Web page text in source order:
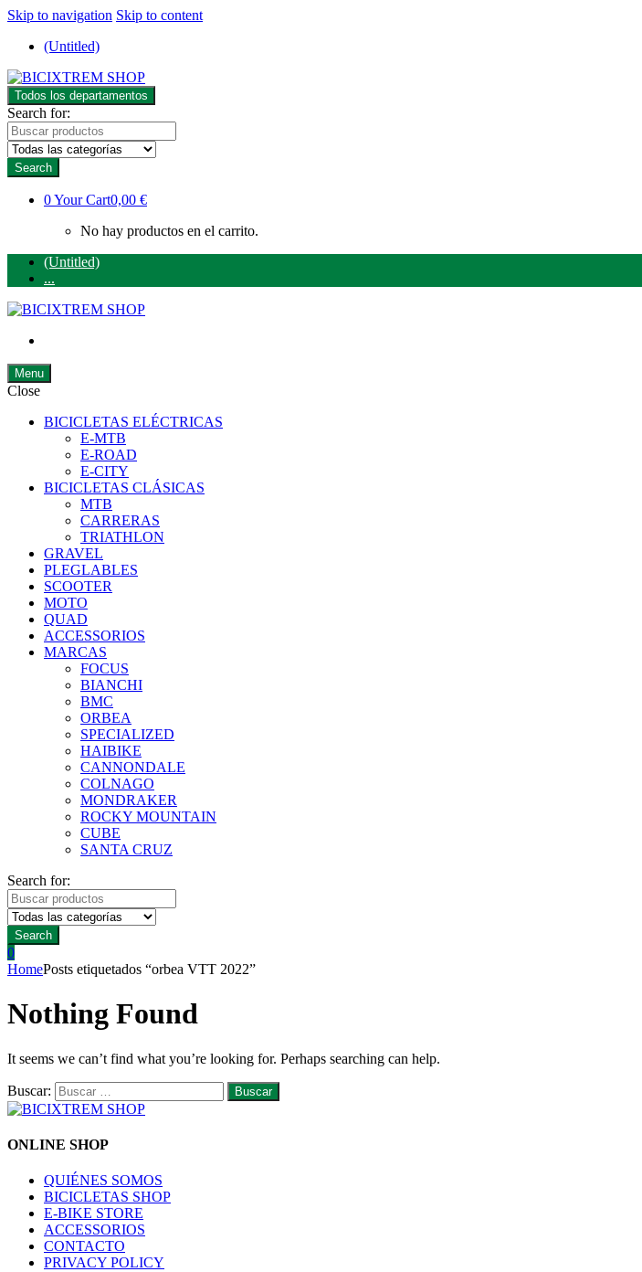
Skip to navigation Skip to content
(Untitled)
Todos los departamentos
Search for:
Search
0Your Cart0,00 €
No hay productos en el carrito.
(Untitled)
...
Menu
Close
BICICLETAS ELÉCTRICAS
E-MTB
E-ROAD
E-CITY
BICICLETAS CLÁSICAS
MTB
CARRERAS
TRIATHLON
GRAVEL
PLEGLABLES
SCOOTER
MOTO
QUAD
ACCESSORIOS
MARCAS
FOCUS
BIANCHI
BMC
ORBEA
SPECIALIZED
HAIBIKE
CANNONDALE
COLNAGO
MONDRAKER
ROCKY MOUNTAIN
CUBE
SANTA CRUZ
Search for:
Search
0
HomePosts etiquetados “orbea VTT 2022”
Nothing Found
It seems we can’t find what you’re looking for. Perhaps searching can help.
Buscar:
ONLINE SHOP
QUIÉNES SOMOS
BICICLETAS SHOP
E-BIKE STORE
ACCESSORIOS
CONTACTO
PRIVACY POLICY